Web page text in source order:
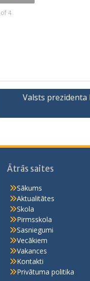
4
Valsts prezidenta
Ātrās saites
Sākums
Aktualitātes
Skola
Pirmsskola
Sasniegumi
Vecākiem
Vakances
Kontakti
Privātuma politika